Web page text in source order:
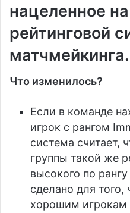
нацеленное
рейтинговой
матчмейкинга.
Что изменилось?
Если в команде
игрок с рангом
система считает,
группы такой же
высокого по
сделано для
хорошим игрокам